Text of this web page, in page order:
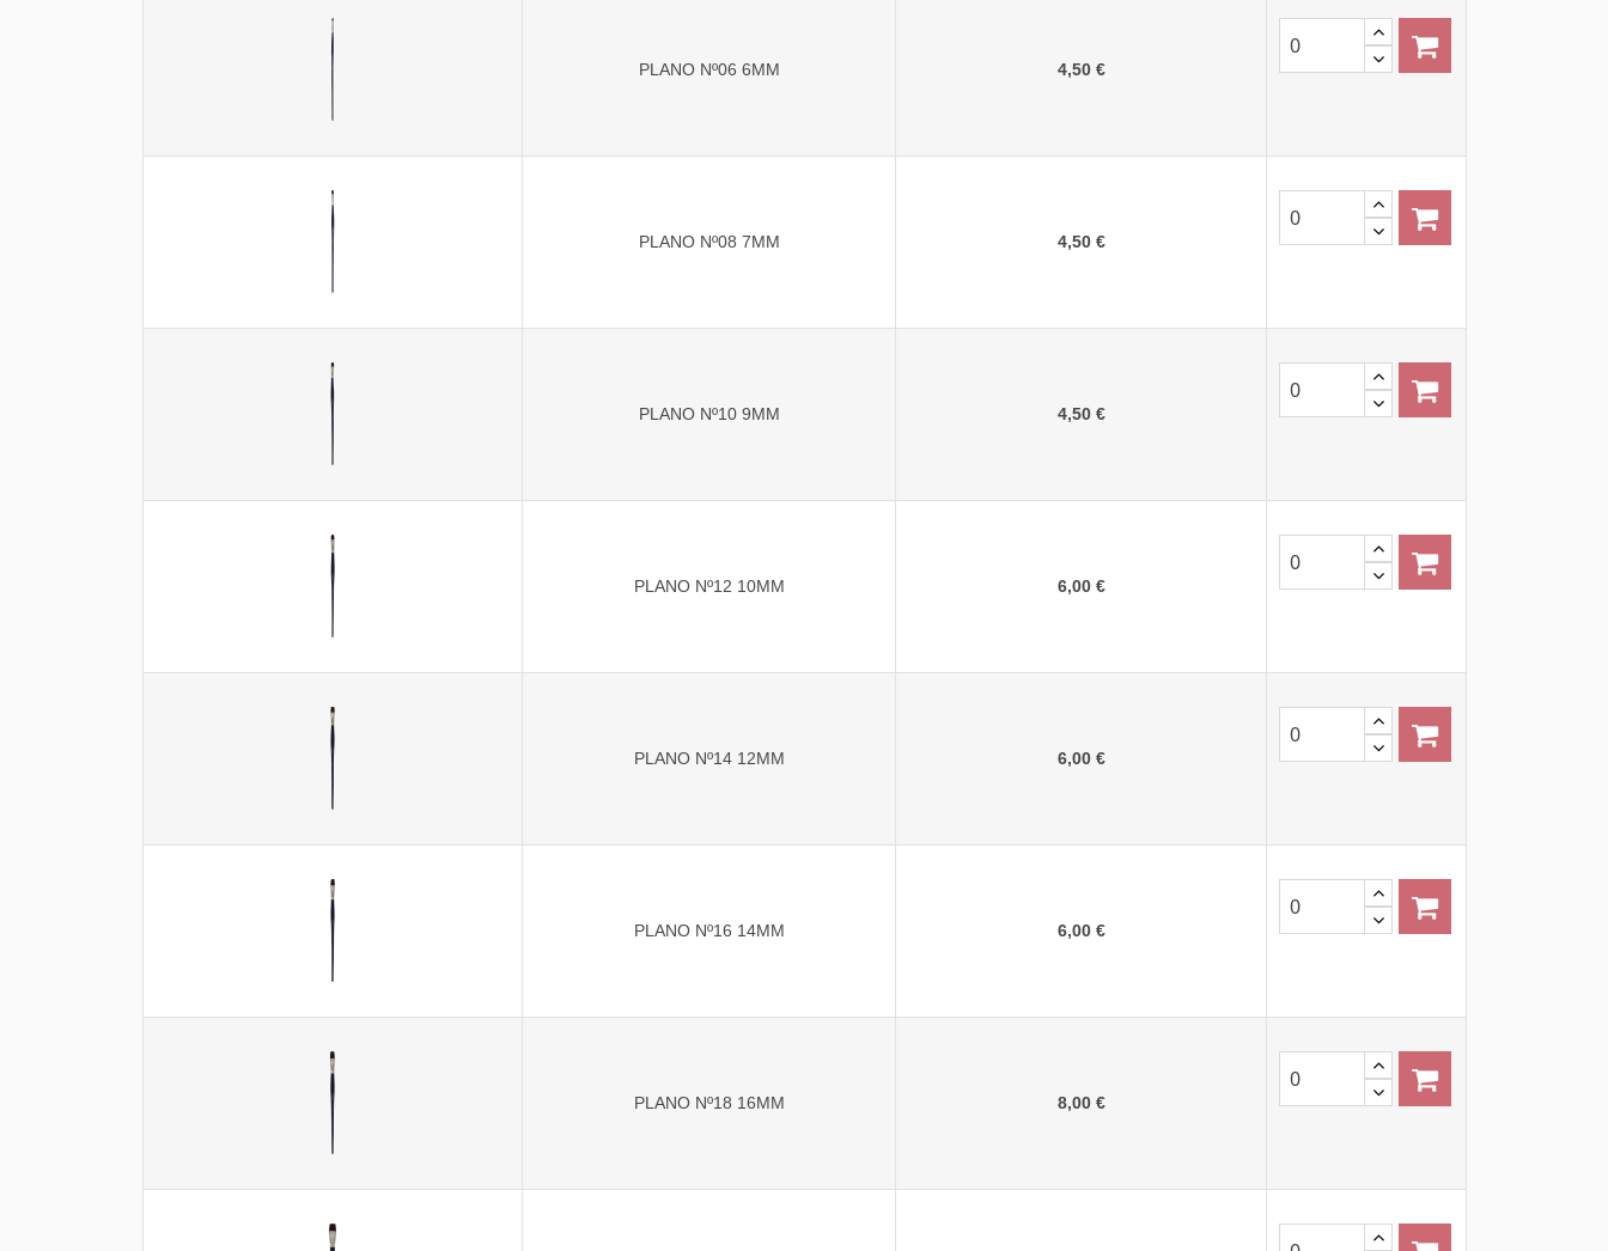
PLANO Nº06 6MM 4,50 €
PLANO Nº08 7MM 4,50 €
PLANO Nº10 9MM 4,50 €
PLANO Nº12 10MM 6,00 €
PLANO Nº14 12MM 6,00 €
PLANO Nº16 14MM 6,00 €
PLANO Nº18 16MM 8,00 €